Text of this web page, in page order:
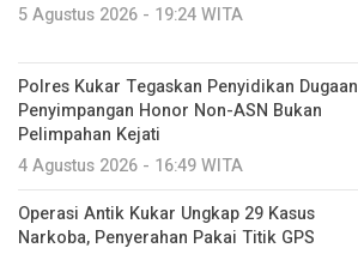
5 Agustus 2026 - 19:24 WITA
Polres Kukar Tegaskan Penyidikan Dugaan
Penyimpangan Honor Non-ASN Bukan
Pelimpahan Kejati
4 Agustus 2026 - 16:49 WITA
Operasi Antik Kukar Ungkap 29 Kasus
Narkoba, Penyerahan Pakai Titik GPS